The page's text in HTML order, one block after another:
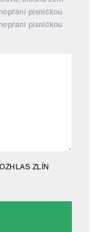
písníčkou
písníčkou
ZLÍN